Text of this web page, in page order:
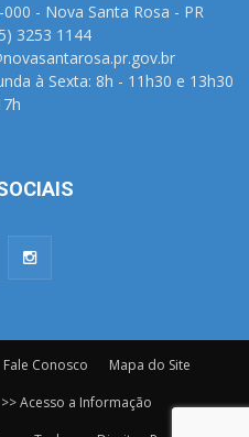
- Nova Santa Rosa - PR
3253 1144
à Sexta: 8h - 11h30 e 13h30
Fale Conosco
Mapa do Site
>> Acesso a Informação